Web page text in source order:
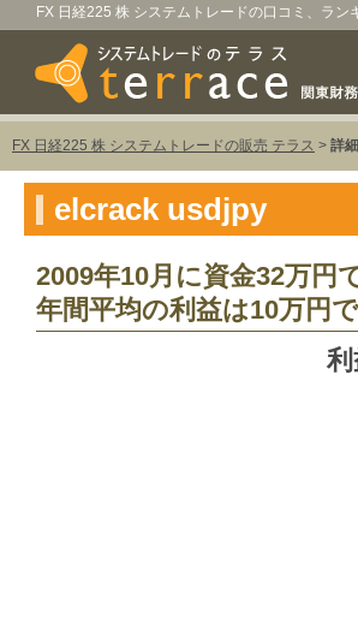
FX 日経225 株 システムトレードの口コミ、ラン
FX 日経225 株 システムトレードの販売 テラス > 詳
elcrack usdjpy
2009年10月に資金32万円
年間平均の利益は10万円